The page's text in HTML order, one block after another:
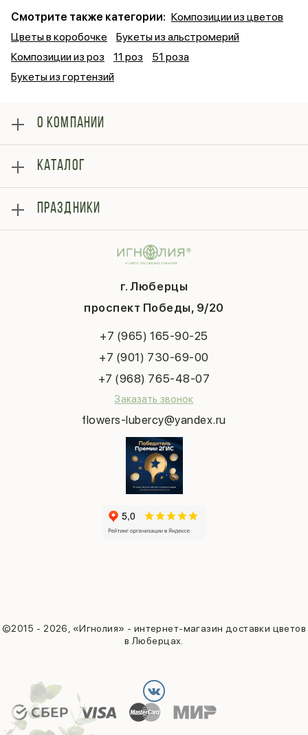
Смотрите также категории: Композиции из цветов
Цветы в коробочке
Букеты из альстромерий
Композиции из роз
11 роз
51 роза
Букеты из гортензий
г. Люберцы
проспект Победы, 9/20
+7 (965) 165-90-25
+7 (901) 730-69-00
+7 (968) 765-48-07
Заказать звонок
flowers-lubercy@yandex.ru
©2015 - 2026, «Игнолия» - интернет-магазин доставки цветов
в Люберцах.
О КОМПАНИИ
Оплата
Отзывы
Блог
Гарантии
Контакты
Публичная оферта
КАТАЛОГ
Букеты
Композиции
ПРАЗДНИКИ
Последний звонок